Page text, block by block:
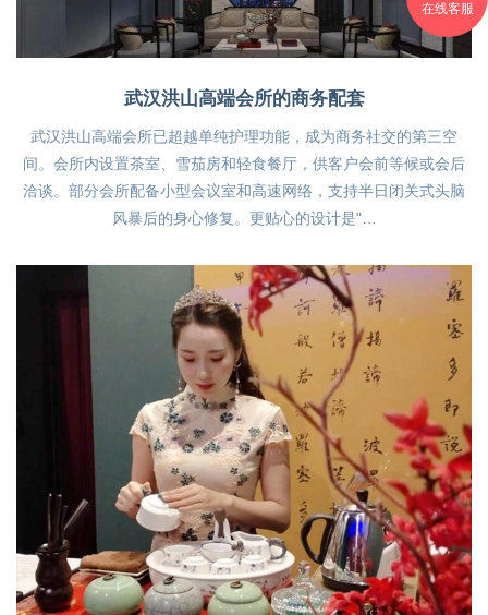
在线客服
武汉洪山高端会所的商务配套
武汉洪山高端会所已超越单纯护理功能，成为商务社交的第三空
间。会所内设置茶室、雪茄房和轻食餐厅，供客户会前等候或会后
洽谈。部分会所配备小型会议室和高速网络，支持半日闭关式头脑
风暴后的身心修复。更贴心的设计是"…